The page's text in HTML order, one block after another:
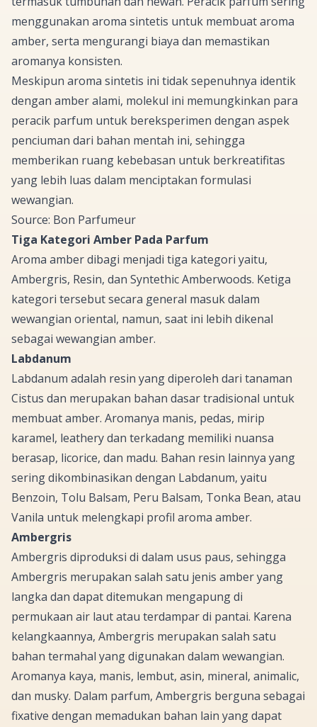
menggunakan aroma sintetis untuk membuat aroma
amber, serta mengurangi biaya dan memastikan
aromanya konsisten.
Meskipun aroma sintetis ini tidak sepenuhnya identik
dengan amber alami, molekul ini memungkinkan para
peracik parfum untuk bereksperimen dengan aspek
penciuman dari bahan mentah ini, sehingga
memberikan ruang kebebasan untuk berkreatifitas
yang lebih luas dalam menciptakan formulasi
wewangian.
Source: Bon Parfumeur
Tiga Kategori Amber Pada Parfum
Aroma amber dibagi menjadi tiga kategori yaitu,
Ambergris, Resin, dan Syntethic Amberwoods. Ketiga
kategori tersebut secara general masuk dalam
wewangian oriental, namun, saat ini lebih dikenal
sebagai wewangian amber.
Labdanum
Labdanum adalah resin yang diperoleh dari tanaman
Cistus dan merupakan bahan dasar tradisional untuk
membuat amber. Aromanya manis, pedas, mirip
karamel, leatherydan terkadang memiliki nuansa
berasap, licorice, dan madu. Bahan resin lainnya yang
sering dikombinasikan dengan Labdanum, yaitu
Benzoin, Tolu Balsam, Peru Balsam, Tonka Bean, atau
Vanila untuk melengkapi profil aroma amber.
Ambergris
Ambergris diproduksi di dalam usus paus, sehingga
Ambergris merupakan salah satu jenis amber yang
langka dan dapat ditemukan mengapung di
permukaan air laut atau terdampar di pantai. Karena
kelangkaannya, Ambergris merupakan salah satu
bahan termahal yang digunakan dalam wewangian.
Aromanya kaya, manis, lembut, asin, mineral, animalic,
dan musky. Dalam parfum, Ambergris berguna sebagai
fixative dengan memadukan bahan lain yang dapat